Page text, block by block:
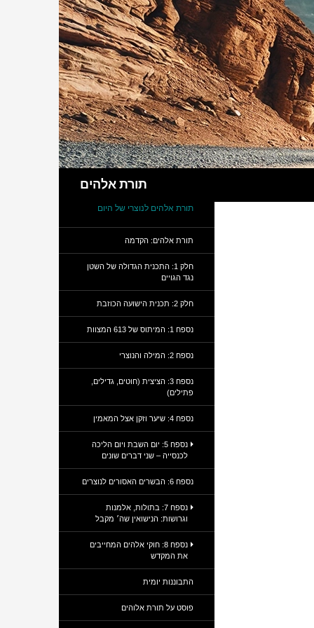
תורת אלהים
תורת אלהים לנוצרי של היום
תורת אלהים: הקדמה
חלק 1: התכנית הגדולה של השטן
נגד הגויים
חלק 2: תכנית הישועה הכוזבת
נספח 1: המיתוס של 613 המצוות
נספח 2: המילה והנוצרי
נספח 3: הציצית (חוטים, גדילים,
פתילים)
נספח 4: שיער וזקן אצל המאמין
נספח 5: יום השבת ויום הליכה
לכנסייה – שני דברים שונים
נספח 6: הבשרים האסורים לנוצרים
נספח 7: בתולות, אלמנות
וגרושות: הנישואין שה׳ מקבל
נספח 8: חוקי אלהים המחייבים
את המקדש
התבוננות יומית
פוסט על תורת אלוהים